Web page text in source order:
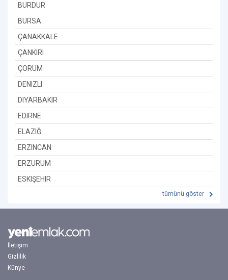
BURDUR
BURSA
ÇANAKKALE
ÇANKIRI
ÇORUM
DENIZLI
DIYARBAKIR
EDIRNE
ELAZIĞ
ERZINCAN
ERZURUM
ESKIŞEHIR
tümünü göster
İletişim
Gizlilik
Künye